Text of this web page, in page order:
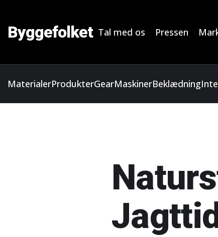
Byggefolket Tal med os Pressen
MaterialerProdukterGearMaskinerBeklædning